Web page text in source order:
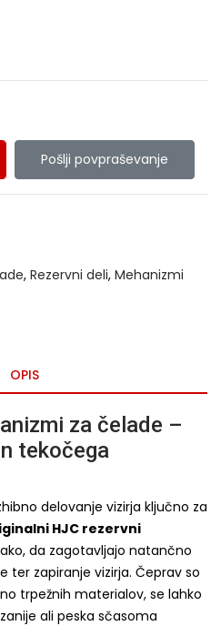
Pošlji povpraševanje
, Rezervni deli, Mehanizmi
OPIS
za čelade –
tekočega
delovanje vizirja ključno za
HJC rezervni
da zagotavljajo natančno
ter zapiranje vizirja. Čeprav so
trpežnih materialov, se lahko
ali peska sčasoma